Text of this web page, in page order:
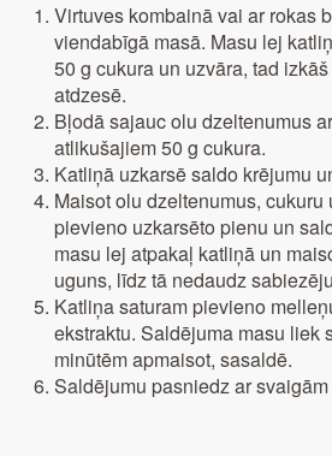
Virtuves kombainā vai ar rokas
viendabīgā masā. Masu lej
50 g cukura un uzvāra, tad
atdzesē.
Bļodā sajauc olu dzeltenumus
atlikušajiem 50 g cukura.
Katliņā uzkarsē saldo krējumu
Maisot olu dzeltenumus,
pievieno uzkarsēto pienu un
masu lej atpakaļ katliņā un
uguns, līdz tā nedaudz
Katliņa saturam pievieno
ekstraktu. Saldējuma masu liek
minūtēm apmaisot, sasaldē.
Saldējumu pasniedz ar